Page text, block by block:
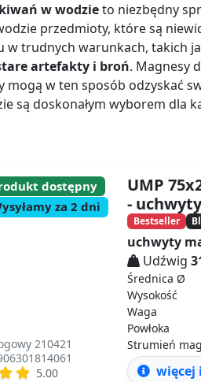
w wodzieto niezbędny
przedmioty, które są
w trudnych warunkach, takich
artefakty i broń. Magnesy
mogą w ten sposób odzyskać
są doskonałym wyborem dla
dostępny
za 2 dni
210421
5.00
UMP
-
Bestseller
uchwyty
Udźwig
Średnica Ø
Wysokość
Waga
Powłoka
Strumień
więcej